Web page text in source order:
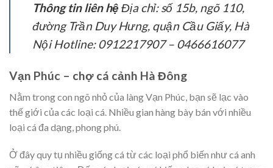
Thông tin liên hệ Địa chỉ: số 15b, ngõ 110,
đường Trần Duy Hưng, quận Cầu Giấy, Hà
Nội Hotline: 0912217907 – 0466616077
Vạn Phúc – chợ cá cảnh Hà Đông
Nằm trong con ngõ nhỏ của làng Vạn Phúc, bạn sẽ lạc vào
thế giới của các loại cá. Nhiều gian hàng bày bán với nhiều
loại cá đa dạng, phong phú.
Ở đây quy tụ nhiều giống cá từ các loại phổ biến như cá anh